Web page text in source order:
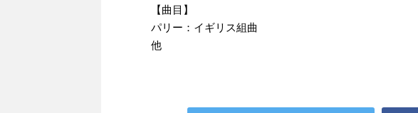
【曲目】
パリー：イギリス組曲
他